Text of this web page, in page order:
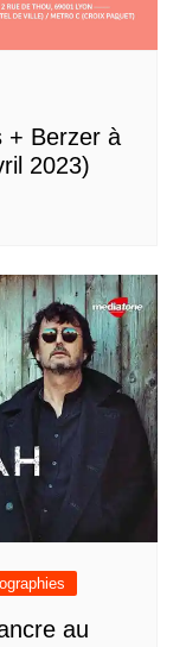
+ Berzer à
2023)
au